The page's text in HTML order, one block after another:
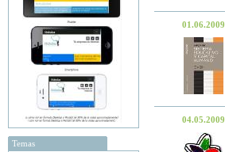
Temas
01.06.2009
04.05.2009